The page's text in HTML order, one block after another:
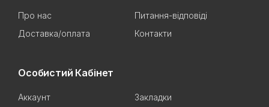
Про нас
Питання-відповіді
Доставка/оплата
Контакти
Особистий Кабінет
Аккаунт Закладки